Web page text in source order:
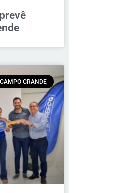
CAMPO GRANDE